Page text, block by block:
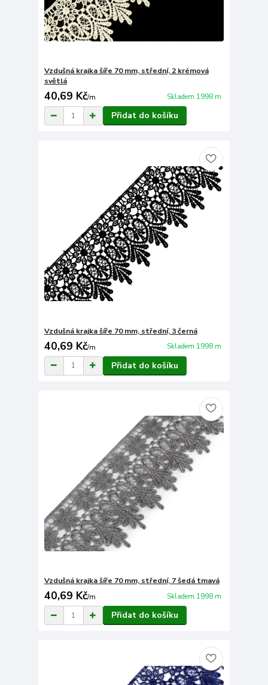
Vzdušná krajka šíře 70 mm, střední, 2 krémová
světlá
40,69 Kč/m Skladem 1998 m
Přidat do košíku
Vzdušná krajka šíře 70 mm, střední, 3 černá
40,69 Kč/m Skladem 1998 m
Přidat do košíku
Vzdušná krajka šíře 70 mm, střední, 7 šedá tmavá
40,69 Kč/m Skladem 1998 m
Přidat do košíku